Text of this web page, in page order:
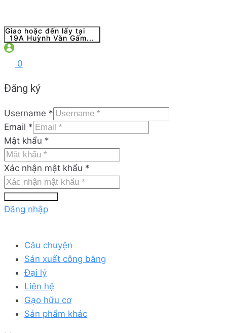
Giao hoặc đến lấy tại
19A Huỳnh Văn Gấm...
0
Đăng ký
Username *
Email *
Mật khẩu *
Xác nhận mật khẩu *
Đăng nhập
Câu chuyện
Sản xuất công bằng
Đại lý
Liên hệ
Gạo hữu cơ
Sản phẩm khác